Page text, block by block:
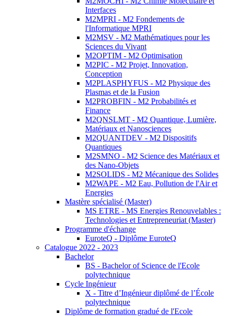
Interfaces
M2MPRI - M2 Fondements de
l'Informatique MPRI
M2MSV - M2 Mathématiques pour les
Sciences du Vivant
M2OPTIM - M2 Optimisation
M2PIC - M2 Projet, Innovation,
Conception
M2PLASPHYFUS - M2 Physique des
Plasmas et de la Fusion
M2PROBFIN - M2 Probabilités et
Finance
M2QNSLMT - M2 Quantique, Lumière,
Matériaux et Nanosciences
M2QUANTDEV - M2 Dispositifs
Quantiques
M2SMNO - M2 Science des Matériaux et
des Nano-Objets
M2SOLIDS - M2 Mécanique des Solides
M2WAPE - M2 Eau, Pollution de l'Air et
Energies
Mastère spécialisé (Master)
MS ETRE - MS Energies Renouvelables :
Technologies et Entrepreneuriat (Master)
Programme d'échange
EuroteQ - Diplôme EuroteQ
Catalogue 2022 - 2023
Bachelor
BS - Bachelor of Science de l'Ecole
polytechnique
Cycle Ingénieur
X - Titre d’Ingénieur diplômé de l’École
polytechnique
Diplôme de formation gradué de l'Ecole